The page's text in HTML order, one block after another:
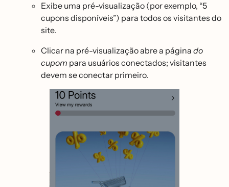
Exibe uma pré-visualização (por exemplo, “5
cupons disponíveis”) para todos os visitantes do
site.
Clicar na pré-visualização abre a página do
cupom para usuários conectados; visitantes
devem se conectar primeiro.